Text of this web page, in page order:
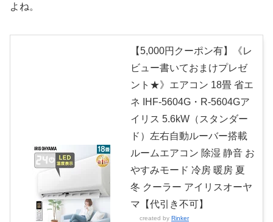
よね。
【5,000円クーポン有】《レ
ビュー書いておまけプレゼ
ント★》エアコン 18畳 省エ
ネ IHF-5604G・R-5604Gア
イリス 5.6kW（スタンダー
ド）左右自動ルーバー搭載
ルームエアコン 除湿 静音 お
やすみモード 冷房 暖房 夏
冬 クーラー アイリスオーヤ
マ【代引き不可】
created by Rinker